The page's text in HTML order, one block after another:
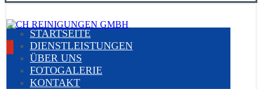
STARTSEITE
DIENSTLEISTUNGEN
ÜBER UNS
FOTOGALERIE
KONTAKT